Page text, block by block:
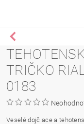
TRIČKO
0183
Veselé dojčiace a